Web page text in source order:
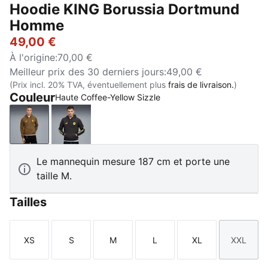
Hoodie KING Borussia Dortmund
Homme
49,00 €
À l'origine:70,00 €
Meilleur prix des 30 derniers jours:49,00 €
(Prix incl. 20% TVA, éventuellement plus frais de livraison.)
CouleurHaute Coffee-Yellow Sizzle
Haute Coffee-Yellow Sizzle
Flat Dark Gray-Yellow Alert
Le mannequin mesure 187 cm et porte une
taille M.
Tailles
Taille
XS
Taille
S
Taille
M
Taille
L
Taille
XL
Taille
XXL